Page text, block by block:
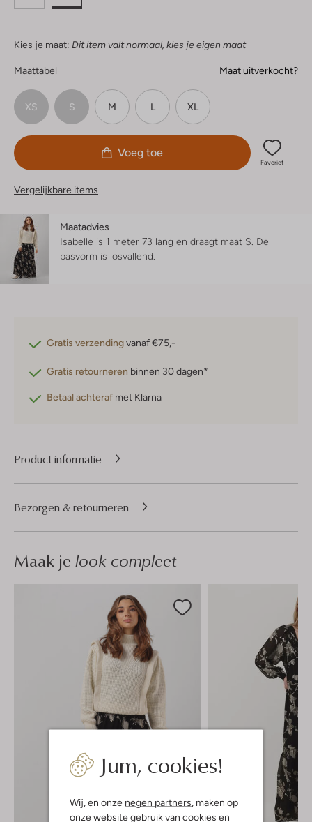
Jum, cookies!
Wij, en onze negen partners, maken op
onze website gebruik van cookies en
Kies je maat: Dit item valt normaal, kies je eigen maat
Maattabel Maat uitverkocht?
XS S M L XL
Voeg toe
Favoriet
Vergelijkbare items
Maatadvies
Isabelle is 1 meter 73 lang en draagt maat S. De
pasvorm is losvallend
Gratis verzendingvanaf €75,-
Gratis retourneren binnen 30 dagen*
Betaal achteraf met Klarna
Product informatie
Bezorgen & retourneren
Maak je look compleet